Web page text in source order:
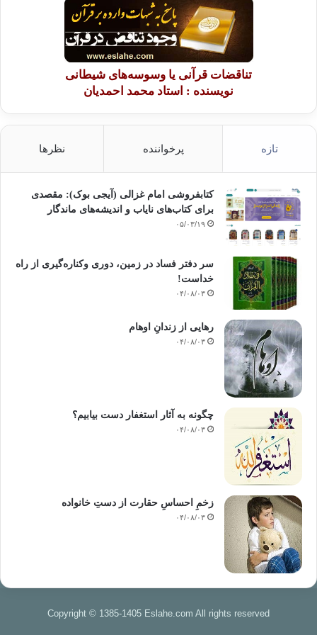
این وجه در بلاغت بالاترین شکل الزام آور است، یعنی اینکه شورا یک امر
قطعی است، در نتیجه نمی توان این کلام را بر استحباب حمل کرد؛ یعنی،
هرگاه خواستی مشورت کن یا هرگاه حاکم خواست مشورت کند و هرگاه
نخواست مشورت نکند. در امر، مفهوم الزام وجود دارد.
محمد حسن الامین، سپس به انعطاف پذیری شورا نسبت به شرایط زمانی و
مکانی می پردازد. به عقیده ی وی، به کارگیری شورای اهل حل و عقد در
دوران پیامبر(ص) متناسب با زمان وی بوده است و از این رو، شکل شورا
قابل تغییر است. براین اساس، شورا در دوران معاصر نیز نیازمند به کارگیری
مناسب ترین سازوکار شورا در دوران معاصر است. به گفته ی وی:
اسلامی الزام آور است، واینکه هنگامی که او بخواهد شورا را در جهان پهناور
اسلامی پیاده کند باید برای آن سازوکار دقیق و گسترده ای تأسیس نماید، و
این سازوکار آیا ممکن است با آنچه که امروزه، نظام دموکراسی نامیده می
شود، متفاوت باشد؟
بنابراین، نخست اینکه دموکراسی یک دستاورد بشری است و دوم، شورا
واجب و الزام آور است، سوم، پژوهش شورا مستلزم به کارگیری سازوکاری
مناسب است و چهارم، دموکراسی به عنوان دستاوردی بشری، مهم ترین
سازوکار پژوهش شورا در دوران معاصر است.
———————————–
منبع: اسلام و دموکراسی مشورتی /نویسنده:منصور میراحمدی / انتشارات:
نشر نی -1384
شورا اثبات سازگاری اسلام دموکراسی
تناقضات قرآنی یا وسوسه‌های شیطانی
نویسنده : استاد محمد احمدیان
تازه پرخواننده نظرها
کتابفروشی امام غزالی (آیجی بوک): مقصدی
برای کتاب‌های نایاب و اندیشه‌های ماندگار
۰۵/۰۳/۱۹
سر دفتر فساد در زمین‌، دوری وکناره‌گیری از راه
خداست‌!
۰۴/۰۸/۰۳
رهایی از زندانِ اوهام
۰۴/۰۸/۰۳
چگونه به آثار استغفار دست بیابیم؟
۰۴/۰۸/۰۳
زخمِ احساسِ حقارت از دستِ خانواده
۰۴/۰۸/۰۳
Copyright © 1385-1405 Eslahe.com All rights reserved